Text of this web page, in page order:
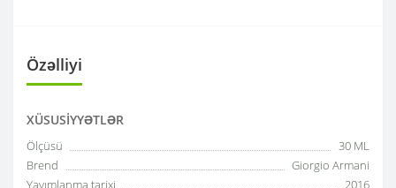
Özəlliyi
XÜSUSIYYƏTLƏR
Ölçüsü
30 ML
Brend
Giorgio Armani
Yayımlanma tarixi
2016